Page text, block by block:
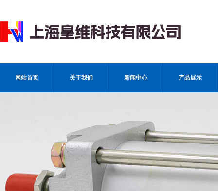
网站首页 关于我们 新闻中心 产品展示